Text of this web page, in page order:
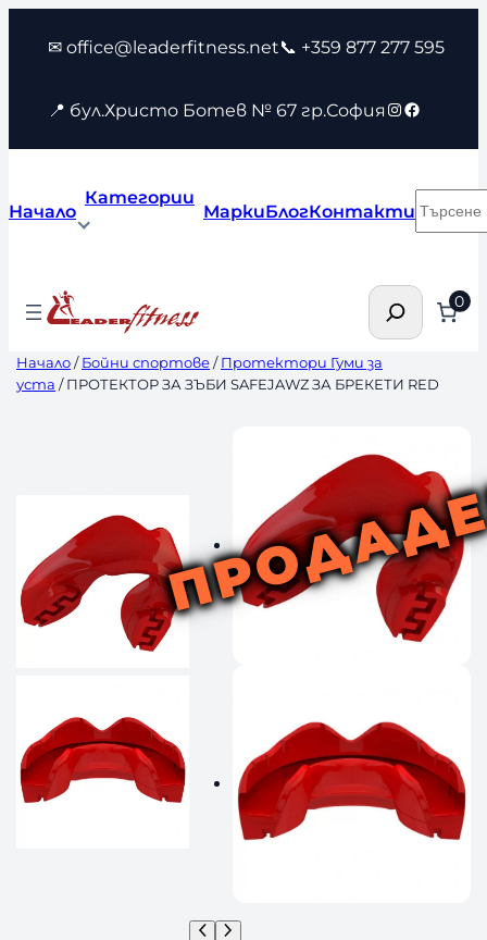
съдържанието
✉ office@leaderfitness.net📞 +359 877 277 595
📍 бул.Христо Ботев № 67 гр.София Instagram
Facebook
Начало
Категории
МаркиБлогКонтакти
Търсене 0
Начало/Бойни спортове/Протектори Гуми за
уста / ПРОТЕКТОР ЗА ЗЪБИ SAFEJAWZ ЗА БРЕКЕТИ RED